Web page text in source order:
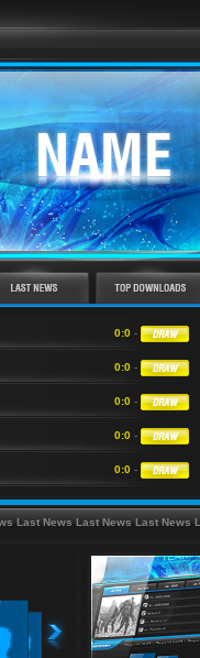
0:0 -
0:0 -
0:0 -
0:0 -
0:0 -
News Last News Last News Last|